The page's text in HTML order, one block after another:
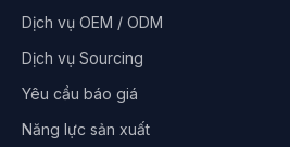
Dịch vụ OEM / ODM
Dịch vụ Sourcing
Yêu cầu báo giá
Năng lực sản xuất